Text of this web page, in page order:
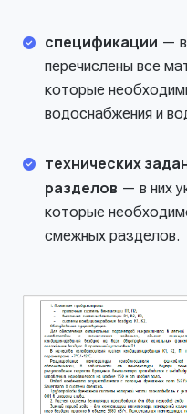
спецификации —
перечислены все
которые
водоснабжения и
технических
разделов — в них
которые
смежных разделов.